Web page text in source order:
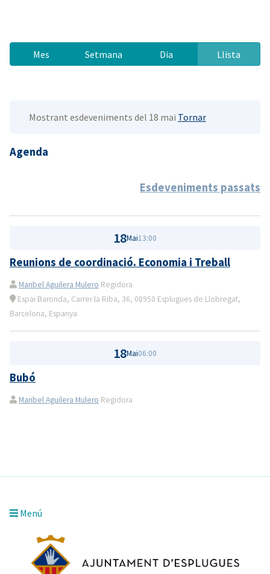
Mes Setmana Dia Llista
Mostrant esdeveniments del 18 mai Tornar
Agenda
Esdeveniments passats
18Mai13:00
Reunions de coordinació. Economia i Treball
Maribel Aguilera Mulero Regidora
Espai Baronda, Carrer la Riba, 36, 08950 Esplugues de Llobregat,
Barcelona, Espanya
18Mai06:00
Bubó
Maribel Aguilera Mulero Regidora
Menú